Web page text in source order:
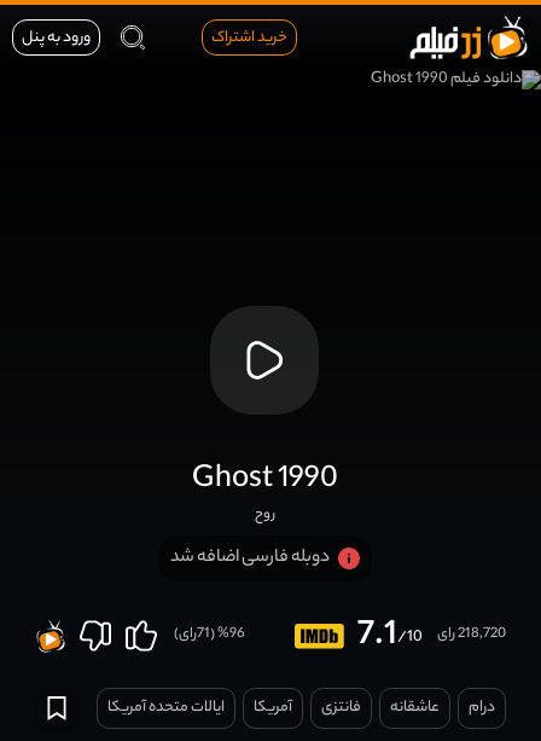
خرید اشتراک ورود به پنل
Ghost 1990
روح
دوبله فارسی اضافه شد
7.1/10 218,720 رای 96
% (
71رای)
درام عاشقانه فانتزی آمریکا ایالات متحده آمریکا